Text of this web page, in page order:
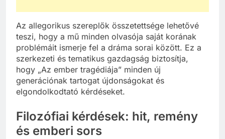
Az allegorikus szereplők összetettsége lehetővé
teszi, hogy a mű minden olvasója saját korának
problémáit ismerje fel a dráma sorai között. Ez a
szerkezeti és tematikus gazdagság biztosítja,
hogy „Az ember tragédiája” minden új
generációnak tartogat újdonságokat és
elgondolkodtató kérdéseket.
Filozófiai kérdések: hit, remény
és emberi sors